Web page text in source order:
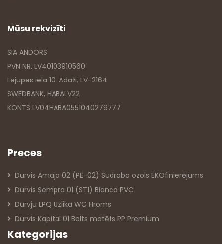
Mūsu rekvizīti
SIA ANDORS
PVN NR. LV40103910560
Lejupes iela 10, Ādaži, LV-2164
SWEDBANK, HABALV22
KONTS LV04HABA0551040279777
Preces
Durvis Amaja 02 (PE-02) Sudraba ozols EKOfinierējums
Durvis Sempra 01 (ST1) Bianco PVC
Durvju LPQ Uzlika WC Hroms
Durvis Kapital 01 Balts matēts PP Premium
Kategorijas